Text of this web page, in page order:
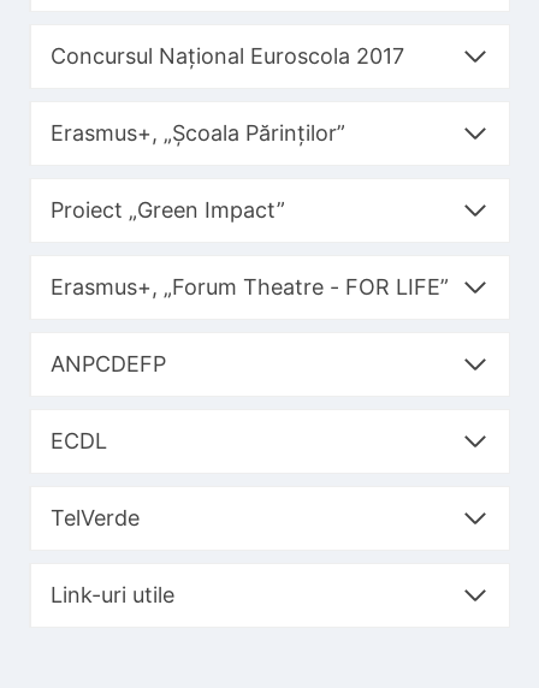
Concursul Național Euroscola 2017
Erasmus+, „Școala Părinților”
Proiect „Green Impact”
Erasmus+, „Forum Theatre - FOR LIFE”
ANPCDEFP
ECDL
TelVerde
Link-uri utile